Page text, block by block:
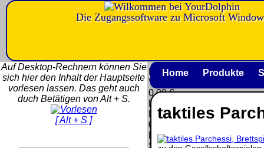
taktiles
Home Produkte
Auf Desktop-Rechnern können Sie
sich hier den Inhalt der Hauptseite
vorlesen lassen. Das geht auch
duch Betätigen von Alt + S.
[ Alt + S ]
Die Zugangssoftware zu Microsoft
Deutschland
Nachnahme:
8.95 €
Deutschland
Vorkasse: 6.95
€
Deutschland
Vorkasse:
0.00 €
Deutschland
PayPal:
0.00 €
EU (inkl.
Schweiz)